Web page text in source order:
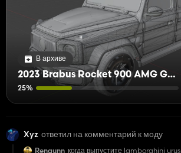
В архиве
2023 Brabus Rocket 900 AMG G63
25%
Xyz ответил на комментарий к моду
Rengunn когда выпустите lamborghini urus